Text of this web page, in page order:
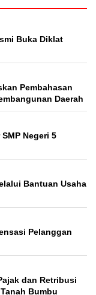
Buka Diklat
Pembahasan
Daerah
Negeri 5
Bantuan Usaha
Pelanggan
dan Retribusi
Bumbu